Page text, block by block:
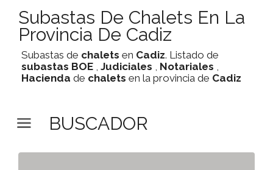
Subastas De Chalets En La
Provincia De Cadiz
Subastas de chalets en Cadiz. Listado de
subastas BOE , Judiciales , Notariales ,
Hacienda de chalets en la provincia de Cadiz
BUSCADOR